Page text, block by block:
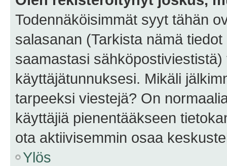
Todennäköisimmät syyt tähän
salasanan (Tarkista nämä
saamastasi
käyttäjätunnuksesi. Mikäli
tarpeeksi viestejä? On
käyttäjiä pienentääkseen
ota aktiivisemmin osaa
Ylös